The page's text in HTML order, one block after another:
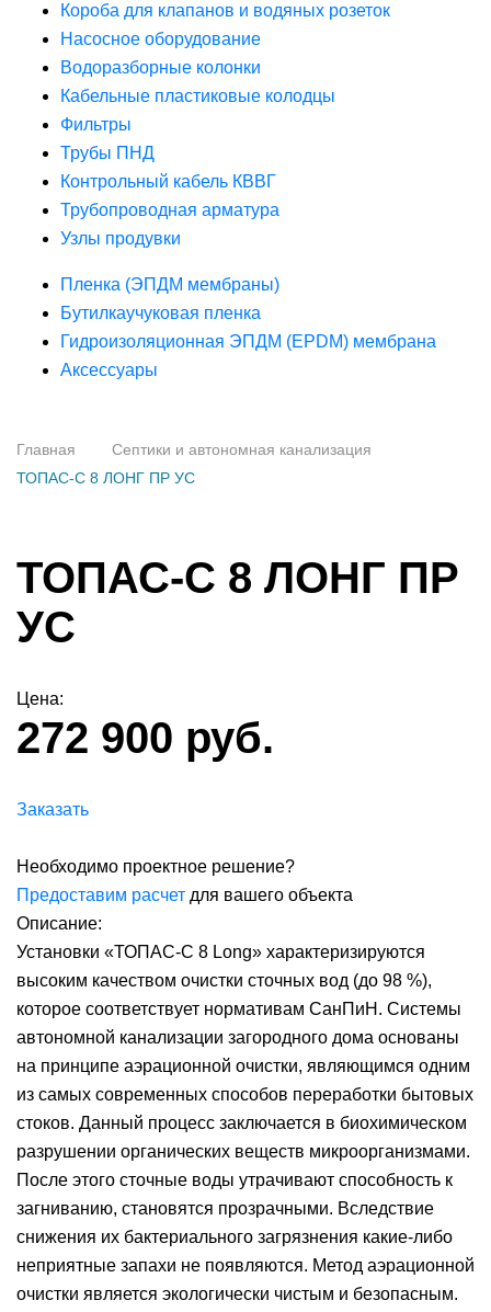
Короба для клапанов и водяных розеток
Насосное оборудование
Водоразборные колонки
Кабельные пластиковые колодцы
Фильтры
Трубы ПНД
Контрольный кабель КВВГ
Трубопроводная арматура
Узлы продувки
Пленка (ЭПДМ мембраны)
Бутилкаучуковая пленка
Гидроизоляционная ЭПДМ (EPDM) мембрана
Аксессуары
Главная
Септики и автономная канализация
ТОПАС-С 8 ЛОНГ ПР УС
ТОПАС-С 8 ЛОНГ ПР
УС
Цена:
272 900 руб.
Заказать
Необходимо проектное решение?
Предоставим расчет для вашего объекта
Описание:
Установки «ТОПАС-C 8 Long» характеризируются
высоким качеством очистки сточных вод (до 98 %),
которое соответствует нормативам СанПиН. Системы
автономной канализации загородного дома основаны
на принципе аэрационной очистки, являющимся одним
из самых современных способов переработки бытовых
стоков. Данный процесс заключается в биохимическом
разрушении органических веществ микроорганизмами.
После этого сточные воды утрачивают способность к
загниванию, становятся прозрачными. Вследствие
снижения их бактериального загрязнения какие-либо
неприятные запахи не появляются. Метод аэрационной
очистки является экологически чистым и безопасным.